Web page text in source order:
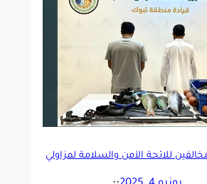
للائحة الأمن والسلامة لمزاولي